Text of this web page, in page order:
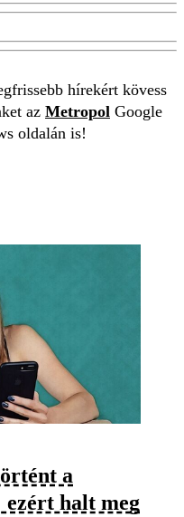
hírekért kövess
az Metropol Google
oldalán is!
a
ezért halt meg